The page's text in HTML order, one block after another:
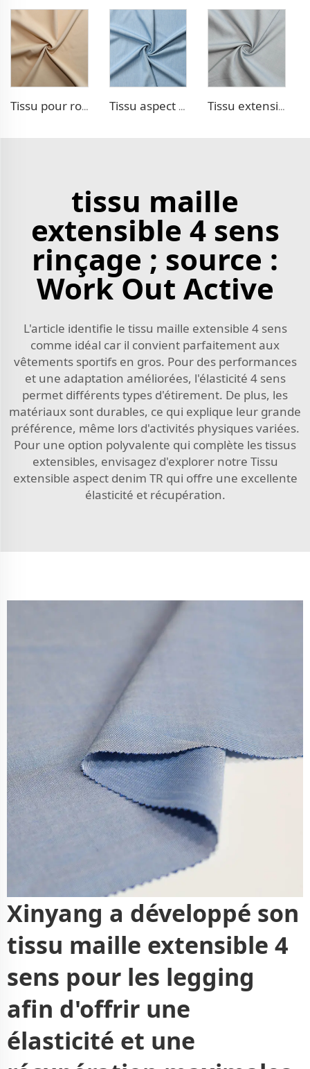
Tissu pour robe double tissage TR Tissu aspect denim TR Tissu extensible aspect denim TR
tissu maille
extensible 4 sens
rinçage ; source :
Work Out Active
L'article identifie le tissu maille extensible 4 sens
comme idéal car il convient parfaitement aux
vêtements sportifs en gros. Pour des performances
et une adaptation améliorées, l'élasticité 4 sens
permet différents types d'étirement. De plus, les
matériaux sont durables, ce qui explique leur grande
préférence, même lors d'activités physiques variées.
Pour une option polyvalente qui complète les tissus
extensibles, envisagez d'explorer notre Tissu
extensible aspect denim TR qui offre une excellente
élasticité et récupération.
Xinyang a développé son
tissu maille extensible 4
sens pour les legging
afin d'offrir une
élasticité et une